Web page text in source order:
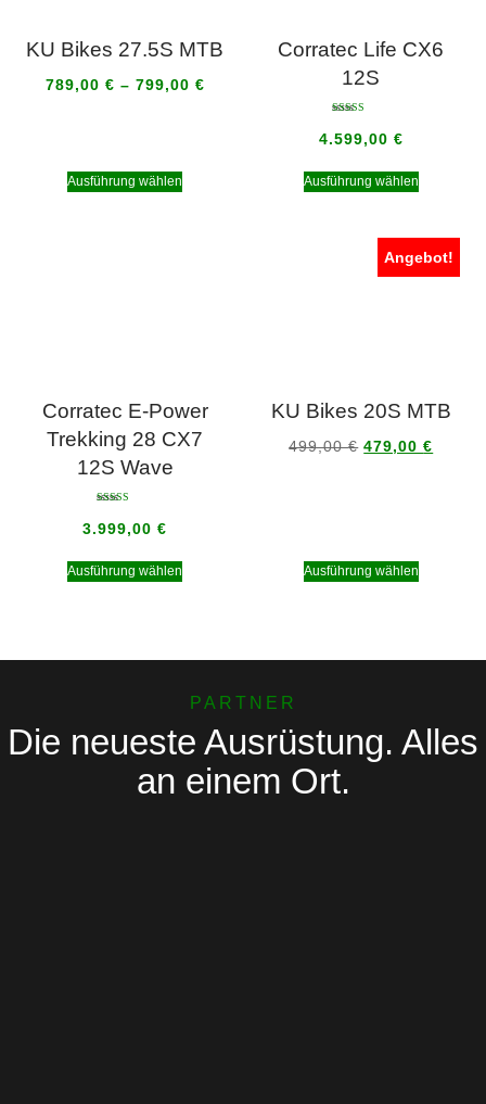
KU Bikes 27.5S MTB
789,00 € – 799,00 €
Ausführung wählen
Corratec Life CX6
12S
5.00
von 5
4.599,00 €
Ausführung wählen
Corratec E-Power
Trekking 28 CX7
12S Wave
5.00
von 5
3.999,00€
Ausführung wählen
Angebot!
KU Bikes 20S MTB
499,00€ 479,00€
Ausführung wählen
PARTNER
Die neueste Ausrüstung. Alles
an einem Ort.